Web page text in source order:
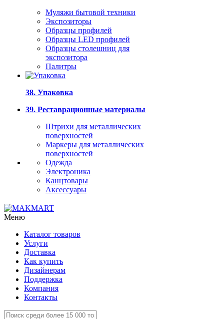
Муляжи бытовой техники
Экспозиторы
Образцы профилей
Образцы LED профилей
Образцы столешниц для
экспозитора
Палитры
38. Упаковка
39. Реставрационные материалы
Штрихи для металлических
поверхностей
Маркеры для металлических
поверхностей
Одежда
Электроника
Канцтовары
Аксессуары
Меню
Каталог товаров
Услуги
Доставка
Как купить
Дизайнерам
Поддержка
Компания
Контакты